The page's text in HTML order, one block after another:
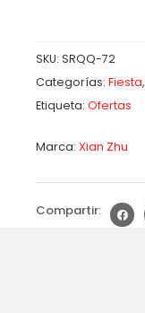
SKU: SRQQ-72
Categorías: Fiesta,
Etiqueta: Ofertas
Marca: Xian Zhu
Compartir: